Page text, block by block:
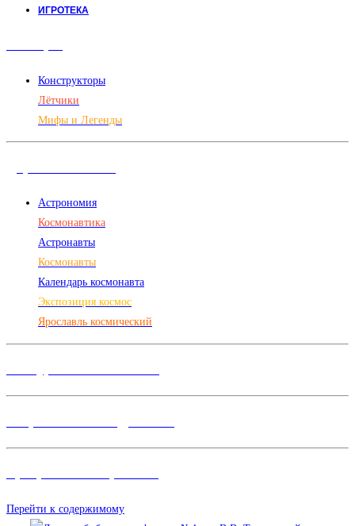
ИГРОТЕКА
Конструкторы
Лётчики
Мифы и Легенды
Астрономия
Космонавтика
Астронавты
Космонавты
Календарь космонавта
Экспозиция космос
Ярославль космический
Перейти к содержимому